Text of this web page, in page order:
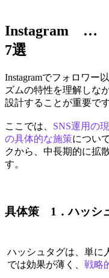
Instagram …
7選
Instagramでフォロワー
ズムの特性を理解しな
設計することが重要です
ここでは、 SNS運用の
の具体的な施策につい
クから、中長期的に拡
す。
具体策 1．ハッシ
ハッシュタグは、単に
では効果が薄く、戦略